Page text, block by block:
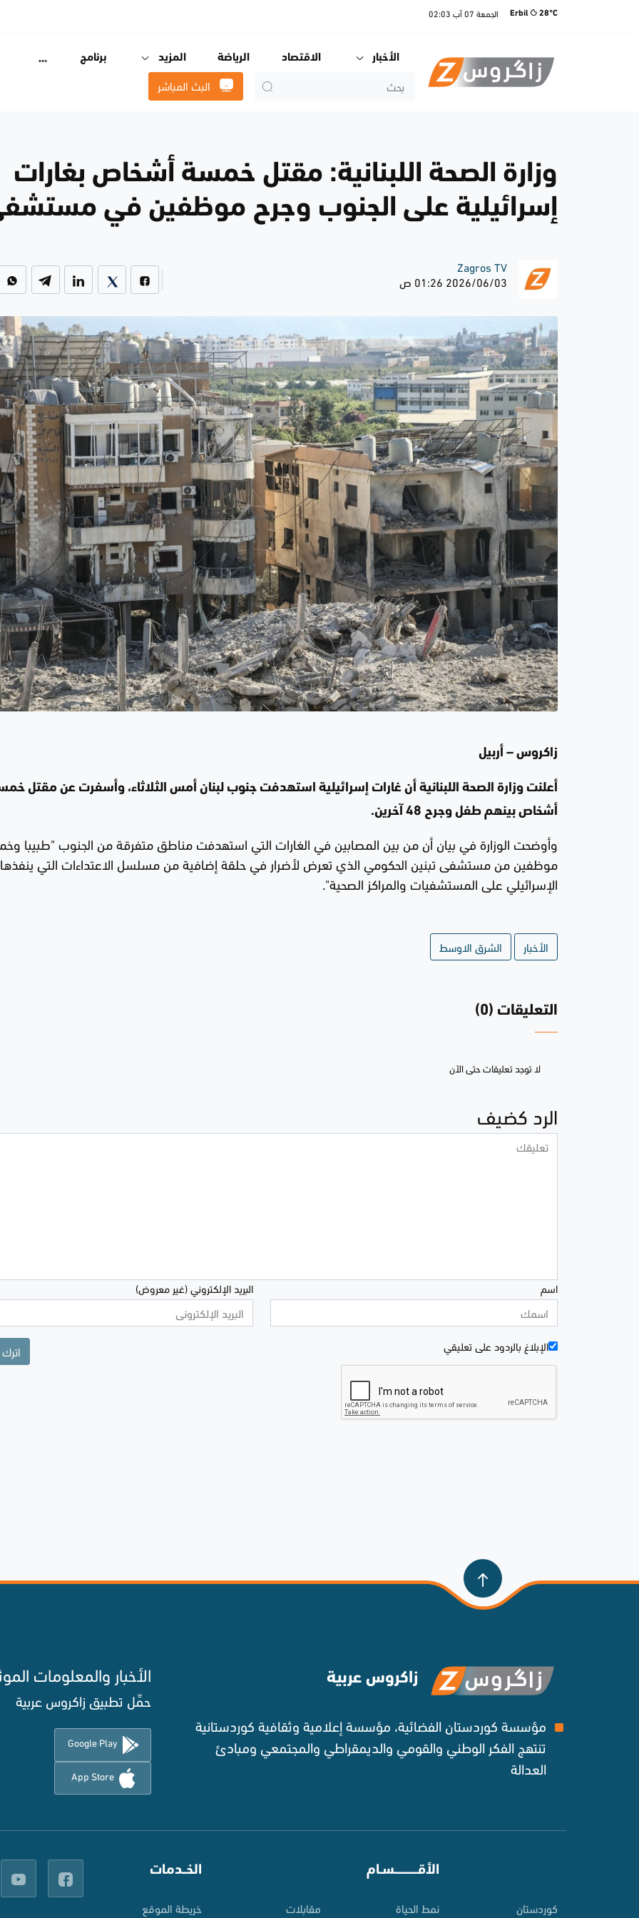
Erbil 28°C الجمعة 07 آب 02:03
الأخبار الاقتصاد الرياضة المزيد برنامج
البث المباشر
وزارة الصحة اللبنانية: مقتل خمسة أشخاص بغارات
إسرائيلية على الجنوب وجرح موظفين في
Zagros TV
2026/06/03 01:26 ص
زاكروس – أربيل
أعلنت وزارة الصحة اللبنانية أن غارات إسرائيلية استهدفت جنوب لبنان أمس الثلاثاء، وأسفرت عن مقتل
أشخاص بينهم طفل وجرح 48 آخرين.
وأوضحت الوزارة في بيان أن من بين المصابين في الغارات التي استهدفت مناطق متفرقة من الجنوب "طبيبا
موظفين من مستشفى تبنين الحكومي الذي تعرض لأضرار في حلقة إضافية من مسلسل الاعتداءات التي
الإسرائيلي على المستشفيات والمراكز الصحية".
الأخبار الشرق الاوسط
التعليقات (0)
لا توجد تعليقات حتى الآن
الرد كضيف
اسم البريد الإلكتروني (غير معروض)
الإبلاغ بالردود علی تعليقي
زاكروس عربية
مؤسسة كوردستان الفضائية، مؤسسة إعلامية وثقافية كوردستانية
تنتهج الفكر الوطني والقومي والديمقراطي والمجتمعي ومبادئ
العدالة ‌
الأخبار والمعلومات
حمِّل تطبيق زاكروس عربية
Google Play
App Store
کوردستان
الأقـــــــــــسـام
نمط الحياة مقابلات
الخــدمات
خريطة الموقع